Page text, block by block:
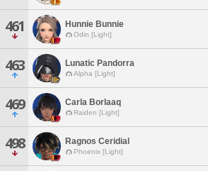
461 Hunnie Bunnie
Odin [Light]
463 Lunatic Pandorra
Alpha [Light]
469 Carla Borlaaq
Raiden [Light]
498 Ragnos Ceridial
Phoenix [Light]